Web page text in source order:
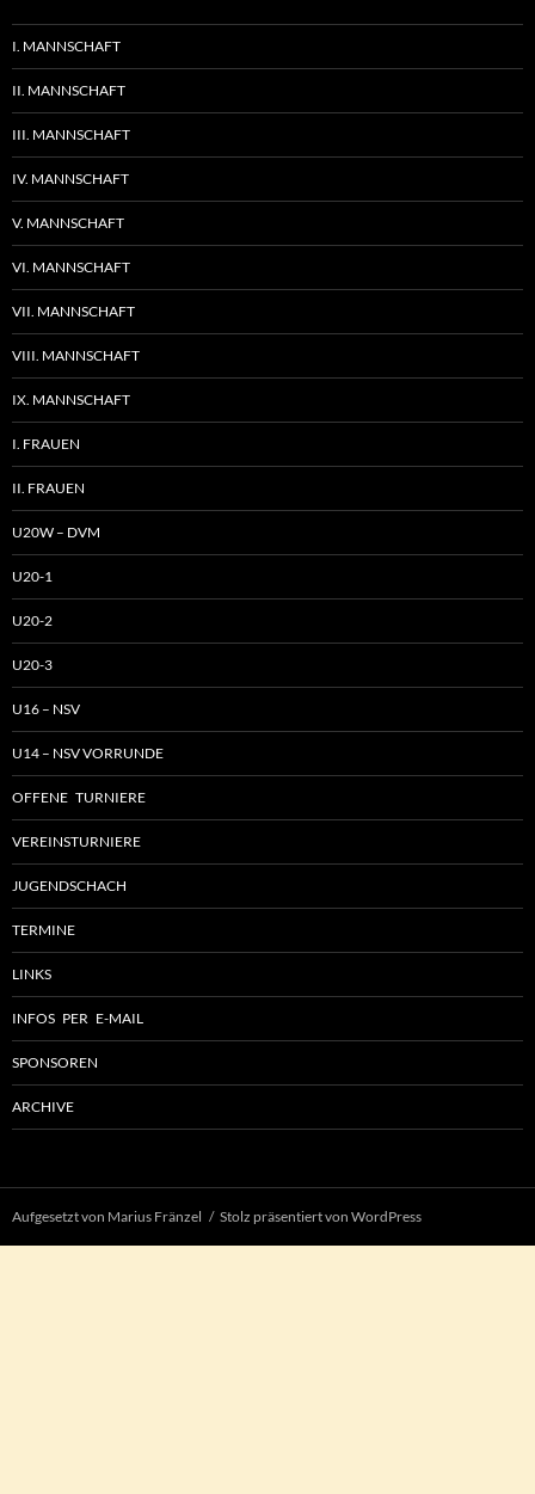
I. MANNSCHAFT
II. MANNSCHAFT
III. MANNSCHAFT
IV. MANNSCHAFT
V. MANNSCHAFT
VI. MANNSCHAFT
VII. MANNSCHAFT
VIII. MANNSCHAFT
IX. MANNSCHAFT
I. FRAUEN
II. FRAUEN
U20W – DVM
U20-1
U20-2
U20-3
U16 – NSV
U14 – NSV VORRUNDE
OFFENE TURNIERE
VEREINSTURNIERE
JUGENDSCHACH
TERMINE
LINKS
INFOS PER E-MAIL
SPONSOREN
ARCHIVE
Aufgesetzt von Marius Fränzel Stolz präsentiert von WordPress